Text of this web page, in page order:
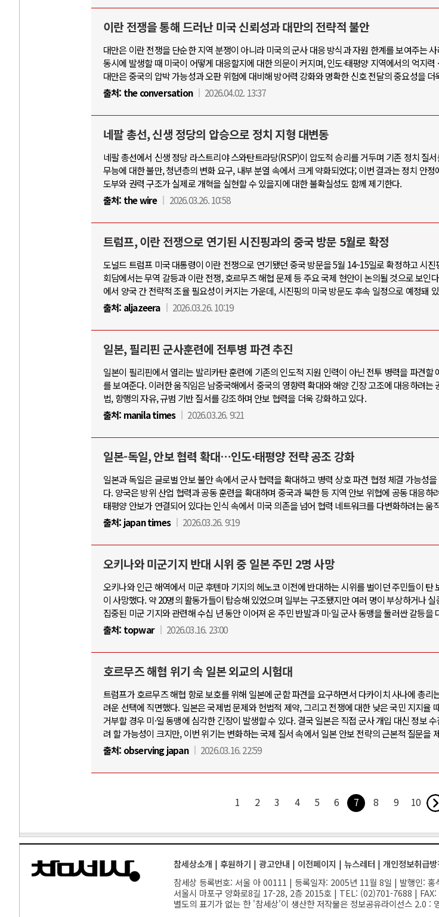
이란 전쟁을 통해 드러난 미국 신뢰성과 대만의 전략적 불안
대만은 이란 전쟁을 단순한 지역 분쟁이 아니라 미국의 군사 대응 방식과 자원 한계를 보여주는
동시에 발생할 때 미국이 어떻게 대응할지에 대한 의문이 커지며, 인도·태평양 지역에서의 억지
대만은 중국의 압박 가능성과 오판 위험에 대비해 방어력 강화와 명확한 신호 전달의 중요성을 더
출처: the conversation 2026.04.02. 13:37
네팔 총선, 신생 정당의 압승으로 정치 지형 대변동
네팔 총선에서 신생 정당 라스트리야 스와탄트라당(RSP)이 압도적 승리를 거두며 기존 정치 질
무능에 대한 불만, 청년층의 변화 요구, 내부 분열 속에서 크게 약화되었다; 이번 결과는 정치 안
도부와 권력 구조가 실제로 개혁을 실현할 수 있을지에 대한 불확실성도 함께 제기한다.
출처: the wire 2026.03.26. 10:58
트럼프, 이란 전쟁으로 연기된 시진핑과의 중국 방문 5월로 확정
도널드 트럼프 미국 대통령이 이란 전쟁으로 연기됐던 중국 방문을 5월 14~15일로 확정하고 시
회담에서는 무역 갈등과 이란 전쟁, 호르무즈 해협 문제 등 주요 국제 현안이 논의될 것으로 보인
에서 양국 간 전략적 조율 필요성이 커지는 가운데, 시진핑의 미국 방문도 후속 일정으로 예정돼
출처: aljazeera 2026.03.26. 10:19
일본, 필리핀 군사훈련에 전투병 파견 추진
일본이 필리핀에서 열리는 발리카탄 훈련에 기존의 인도적 지원 인력이 아닌 전투 병력을 파견할
를 보여준다. 이러한 움직임은 남중국해에서 중국의 영향력 확대와 해양 긴장 고조에 대응하려는
법, 항행의 자유, 규범 기반 질서를 강조하며 안보 협력을 더욱 강화하고 있다.
출처: manila times 2026.03.26. 9:21
일본-독일, 안보 협력 확대…인도·태평양 전략 공조 강화
일본과 독일은 글로벌 안보 불안 속에서 군사 협력을 확대하고 병력 상호 파견 협정 체결 가능성
다. 양국은 방위 산업 협력과 공동 훈련을 확대하며 중국과 북한 등 지역 안보 위협에 공동 대응하
태평양 안보가 연결되어 있다는 인식 속에서 미국 의존을 넘어 협력 네트워크를 다변화하려는 움
출처: japan times 2026.03.26. 9:19
오키나와 미군기지 반대 시위 중 일본 주민 2명 사망
오키나와 인근 해역에서 미군 후텐마 기지의 헤노코 이전에 반대하는 시위를 벌이던 주민들이 탄
이 사망했다. 약 20명의 활동가들이 탑승해 있었으며 일부는 구조됐지만 여러 명이 부상하거나
집중된 미군 기지와 관련해 수십 년 동안 이어져 온 주민 반발과 미·일 군사 동맹을 둘러싼 갈등을
출처: topwar 2026.03.16. 23:00
호르무즈 해협 위기 속 일본 외교의 시험대
트럼프가 호르무즈 해협 항로 보호를 위해 일본에 군함 파견을 요구하면서 다카이치 사나에 총리
려운 선택에 직면했다. 일본은 국제법 문제와 헌법적 제약, 그리고 전쟁에 대한 낮은 국민 지지율
거부할 경우 미·일 동맹에 심각한 긴장이 발생할 수 있다. 결국 일본은 직접 군사 개입 대신 정보
려 할 가능성이 크지만, 이번 위기는 변화하는 국제 질서 속에서 일본 안보 전략의 근본적 질문을
출처: observing japan 2026.03.16. 22:59
1 2 3 4 5 6 7 8 9 10
참세상소개 | 후원하기 | 광고안내 | 이전페이지 | 뉴스레터 | 개인정보취급방
참세상 등록번호: 서울 아 00111 | 등록일자: 2005년 11월 8일 | 발행인: 홍
서울시 마포구 양화로8길 17-28, 2층 2015호 | TEL: (02)701-7688 |
별도의 표기가 없는 한 '참세상'이 생산한 저작물은 정보공유라이선스 2.0 :